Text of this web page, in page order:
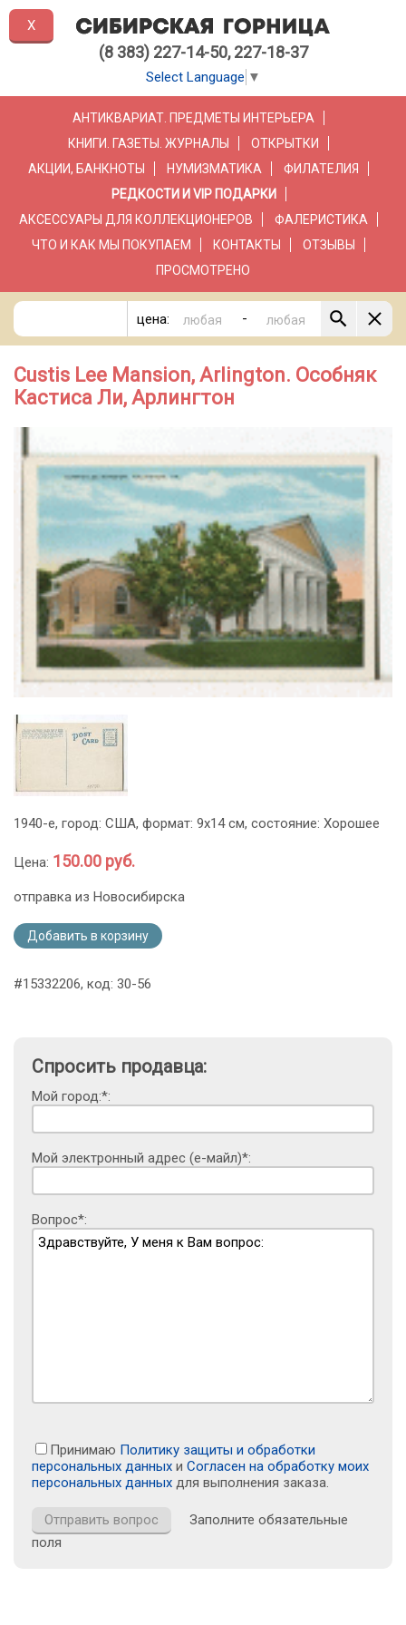
(8 383) 227-14-50, 227-18-37
Select Language ▼
АНТИКВАРИАТ. ПРЕДМЕТЫ ИНТЕРЬЕРА
КНИГИ. ГАЗЕТЫ. ЖУРНАЛЫ
ОТКРЫТКИ
АКЦИИ, БАНКНОТЫ
НУМИЗМАТИКА
ФИЛАТЕЛИЯ
РЕДКОСТИ И VIP ПОДАРКИ
АКСЕССУАРЫ ДЛЯ КОЛЛЕКЦИОНЕРОВ
ФАЛЕРИСТИКА
ЧТО И КАК МЫ ПОКУПАЕМ
КОНТАКТЫ
ОТЗЫВЫ
ПРОСМОТРЕНО
цена: -
Custis Lee Mansion, Arlington. Особняк
Кастиса Ли, Арлингтон
1940-е, город: США, формат: 9х14 см, состояние: Хорошее
Цена: 150.00 руб.
отправка из Новосибирска
Добавить в корзину
#15332206, код: 30-56
Спросить продавца:
Мой город:*:
Мой электронный адрес (е-майл)*:
Вопрос*:
Принимаю Политику защиты и обработки
персональных данных и Согласен на обработку моих
персональных данных для выполнения заказа.
Заполните обязательные
поля
X